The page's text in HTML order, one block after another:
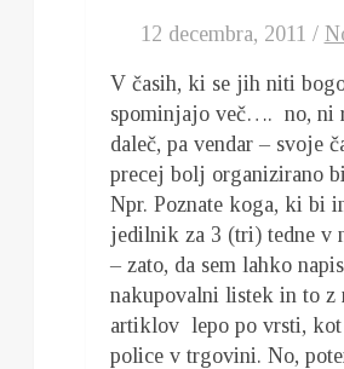
12 decembra, 2011 /
V časih, ki se jih niti bogovi ne
spominjajo več…. no, ni
daleč, pa vendar – svoje
precej bolj organizirano
Npr. Poznate koga, ki bi
jedilnik za 3 (tri) tedne v
– zato, da sem lahko
nakupovalni listek in to z
artiklov lepo po vrsti,
police v trgovini. No,